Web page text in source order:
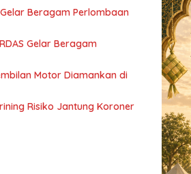
Gelar Beragam Perlombaan
Gelar Beragam
Motor Diamankan di
Risiko Jantung Koroner